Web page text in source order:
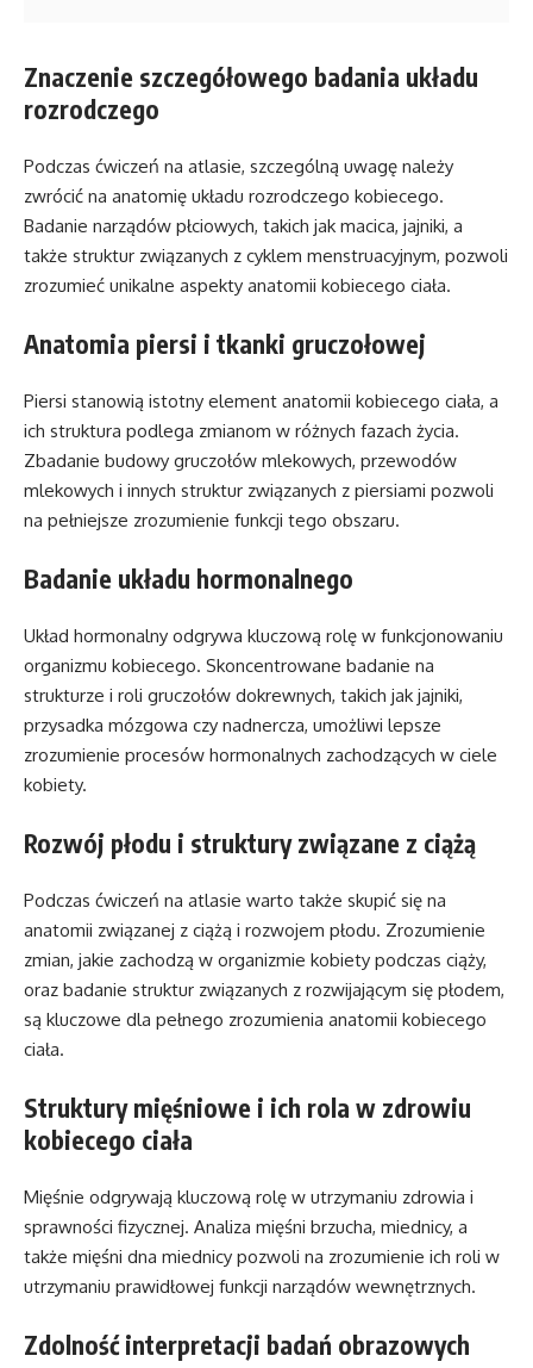
Znaczenie szczegółowego badania układu
rozrodczego
Podczas ćwiczeń na atlasie, szczególną uwagę należy
zwrócić na anatomię układu rozrodczego kobiecego.
Badanie narządów płciowych, takich jak macica, jajniki, a
także struktur związanych z cyklem menstruacyjnym, pozwoli
zrozumieć unikalne aspekty anatomii kobiecego ciała.
Anatomia piersi i tkanki gruczołowej
Piersi stanowią istotny element anatomii kobiecego ciała, a
ich struktura podlega zmianom w różnych fazach życia.
Zbadanie budowy gruczołów mlekowych, przewodów
mlekowych i innych struktur związanych z piersiami pozwoli
na pełniejsze zrozumienie funkcji tego obszaru.
Badanie układu hormonalnego
Układ hormonalny odgrywa kluczową rolę w funkcjonowaniu
organizmu kobiecego. Skoncentrowane badanie na
strukturze i roli gruczołów dokrewnych, takich jak jajniki,
przysadka mózgowa czy nadnercza, umożliwi lepsze
zrozumienie procesów hormonalnych zachodzących w ciele
kobiety.
Rozwój płodu i struktury związane z ciążą
Podczas ćwiczeń na atlasie warto także skupić się na
anatomii związanej z ciążą i rozwojem płodu. Zrozumienie
zmian, jakie zachodzą w organizmie kobiety podczas ciąży,
oraz badanie struktur związanych z rozwijającym się płodem,
są kluczowe dla pełnego zrozumienia anatomii kobiecego
ciała.
Struktury mięśniowe i ich rola w zdrowiu
kobiecego ciała
Mięśnie odgrywają kluczową rolę w utrzymaniu zdrowia i
sprawności fizycznej. Analiza mięśni brzucha, miednicy, a
także mięśni dna miednicy pozwoli na zrozumienie ich roli w
utrzymaniu prawidłowej funkcji narządów wewnętrznych.
Zdolność interpretacji badań obrazowych